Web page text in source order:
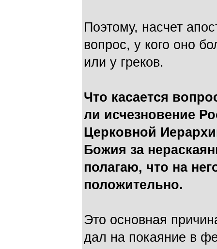
Поэтому, насчет
вопрос, у кого оно
или у греков.
Что касается
ли исчезновение
Церковной
Божия за
полагаю, что на
положительно.
Это основная
дал на покаяние в